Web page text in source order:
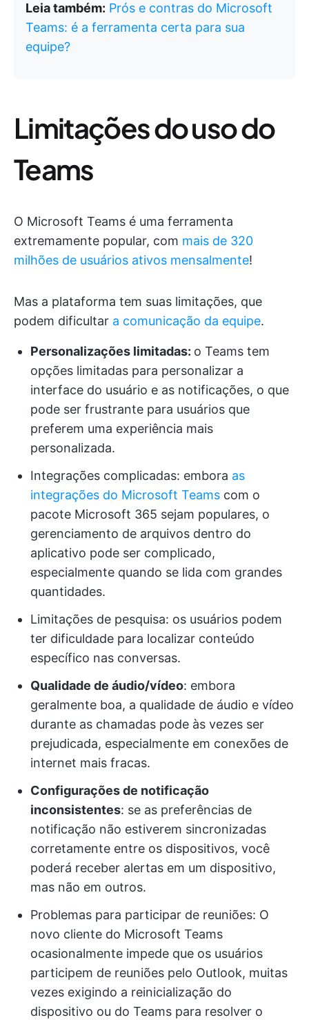
Leia também: Prós e contras do Microsoft
Teams: é a ferramenta certa para sua
equipe?
Limitações do uso do
Teams
O Microsoft Teams é uma ferramenta
extremamente popular, com mais de 320
milhões de usuários ativos mensalmente!
Mas a plataforma tem suas limitações, que
podem dificultar a comunicação da equipe.
Personalizações limitadas: o Teams tem
opções limitadas para personalizar a
interface do usuário e as notificações, o que
pode ser frustrante para usuários que
preferem uma experiência mais
personalizada.
Integrações complicadas: embora as
integrações do Microsoft Teams com o
pacote Microsoft 365 sejam populares, o
gerenciamento de arquivos dentro do
aplicativo pode ser complicado,
especialmente quando se lida com grandes
quantidades.
Limitações de pesquisa: os usuários podem
ter dificuldade para localizar conteúdo
específico nas conversas.
Qualidade de áudio/vídeo: embora
geralmente boa, a qualidade de áudio e vídeo
durante as chamadas pode às vezes ser
prejudicada, especialmente em conexões de
internet mais fracas.
Configurações de notificação
inconsistentes: se as preferências de
notificação não estiverem sincronizadas
corretamente entre os dispositivos, você
poderá receber alertas em um dispositivo,
mas não em outros.
Problemas para participar de reuniões: O
novo cliente do Microsoft Teams
ocasionalmente impede que os usuários
participem de reuniões pelo Outlook, muitas
vezes exigindo a reinicialização do
dispositivo ou do Teams para resolver o